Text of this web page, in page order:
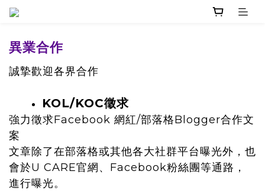
異業合作
誠摯歡迎各界合作
KOL/KOC徵求
強力徵求Facebook 網紅/部落格Blogger合作文
案
文章除了在部落格或其他各大社群平台曝光外，也
會於U CARE官網、Facebook粉絲團等通路，
進行曝光。